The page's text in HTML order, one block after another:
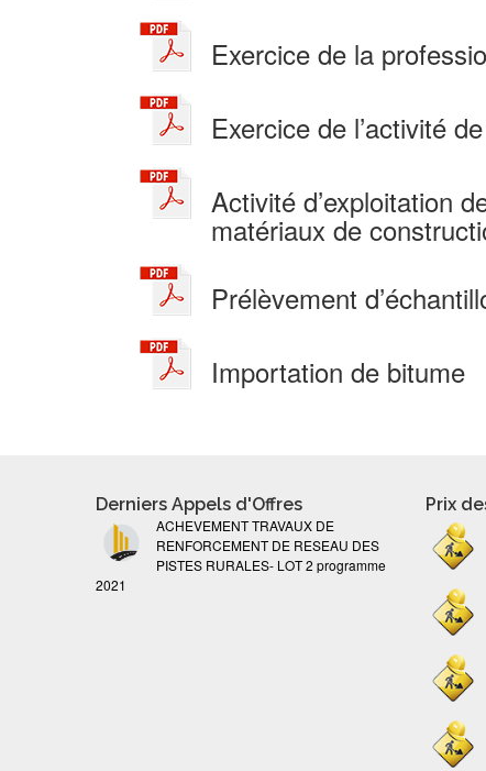
Exercice de la
Exercice de l’activité
Activité d’exploitation
matériaux de
Prélèvement
Importation de bitume
Derniers Appels d'Offres
ACHEVEMENT TRAVAUX DE
RENFORCEMENT DE RESEAU DES
PISTES RURALES- LOT 2 programme
2021
Prix